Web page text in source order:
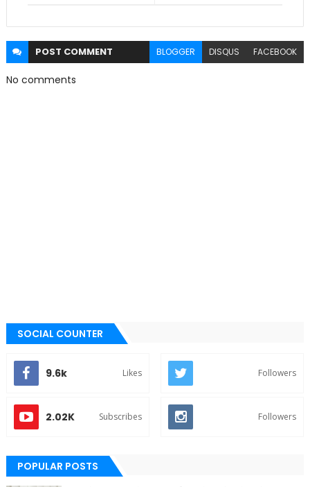
POST COMMENT BLOGGER DISQUS FACEBOOK
No comments
SOCIAL COUNTER
9.6k Likes Followers
2.02K Subscribes Followers
POPULAR POSTS